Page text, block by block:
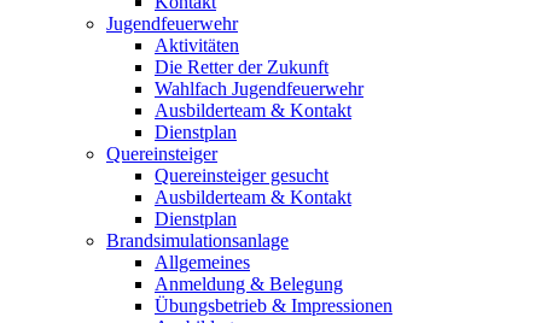
Jugendfeuerwehr
Aktivitäten
Die Retter der Zukunft
Wahlfach Jugendfeuerwehr
Ausbilderteam & Kontakt
Dienstplan
Quereinsteiger
Quereinsteiger gesucht
Ausbilderteam & Kontakt
Dienstplan
Brandsimulationsanlage
Allgemeines
Anmeldung & Belegung
Übungsbetrieb & Impressionen